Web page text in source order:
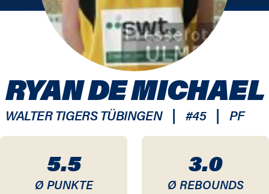
5.5
Ø PUNKTE
3.0
Ø REBOUNDS
RYAN DE MICHAEL
WALTER TIGERS TÜBINGEN | #45 | PF